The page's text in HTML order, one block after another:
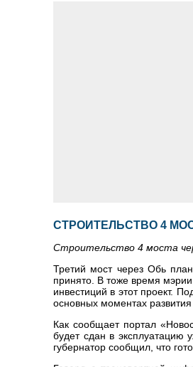
СТРОИТЕЛЬСТВО 4
Строительство 4 моста
Третий мост через Обь
принято. В тоже время
инвестиций в этот проект.
основных моментах
Как сообщает портал
будет сдан в
губернатор сообщил, что